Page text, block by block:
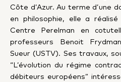
Côte d’Azur. Au terme d’une
en philosophie, elle a
Centre Perelman en
professeurs Benoit
Sueur (USTV). Ses travaux,
“L’évolution du régime
débiteurs européens”